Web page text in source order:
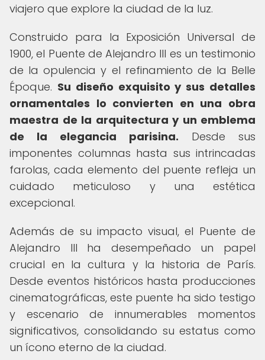
viajero que explore la ciudad de la luz.
Construido para la Exposición Universal de
1900, el Puente de Alejandro III es un testimonio
de la opulencia y el refinamiento de la Belle
Époque. Su diseño exquisito y sus detalles
ornamentales lo convierten en una obra
maestra de la arquitectura y un emblema
de la elegancia parisina. Desde sus
imponentes columnas hasta sus intrincadas
farolas, cada elemento del puente refleja un
cuidado meticuloso y una estética
excepcional.
Además de su impacto visual, el Puente de
Alejandro III ha desempeñado un papel
crucial en la cultura y la historia de París.
Desde eventos históricos hasta producciones
cinematográficas, este puente ha sido testigo
y escenario de innumerables momentos
significativos, consolidando su estatus como
un ícono eterno de la ciudad.